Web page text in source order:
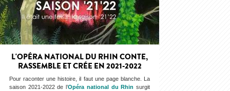
L'OPÉRA NATIONAL DU RHIN CONTE,
RASSEMBLE ET CRÉE EN 2021-2022
Pour raconter une histoire, il faut une page blanche. La
saison 2021-2022 de l’Opéra national du Rhin surgit